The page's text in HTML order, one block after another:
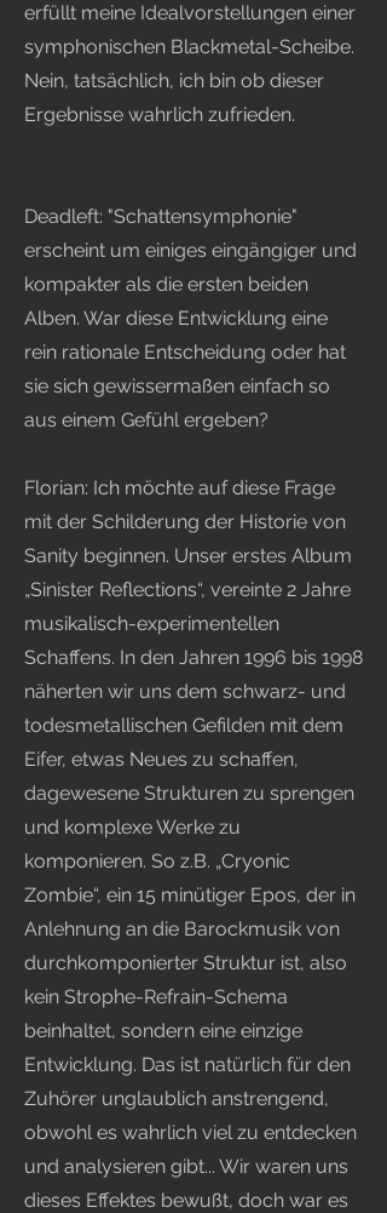
erfüllt meine Idealvorstellungen einer
symphonischen Blackmetal-Scheibe.
Nein, tatsächlich, ich bin ob dieser
Ergebnisse wahrlich zufrieden.
Deadleft: "Schattensymphonie"
erscheint um einiges eingängiger und
kompakter als die ersten beiden
Alben. War diese Entwicklung eine
rein rationale Entscheidung oder hat
sie sich gewissermaßen einfach so
aus einem Gefühl ergeben?
Florian: Ich möchte auf diese Frage
mit der Schilderung der Historie von
Sanity beginnen. Unser erstes Album
„Sinister Reflections“, vereinte 2 Jahre
musikalisch-experimentellen
Schaffens. In den Jahren 1996 bis 1998
näherten wir uns dem schwarz- und
todesmetallischen Gefilden mit dem
Eifer, etwas Neues zu schaffen,
dagewesene Strukturen zu sprengen
und komplexe Werke zu
komponieren. So z.B. „Cryonic
Zombie“, ein 15 minütiger Epos, der in
Anlehnung an die Barockmusik von
durchkomponierter Struktur ist, also
kein Strophe-Refrain-Schema
beinhaltet, sondern eine einzige
Entwicklung. Das ist natürlich für den
Zuhörer unglaublich anstrengend,
obwohl es wahrlich viel zu entdecken
und analysieren gibt... Wir waren uns
dieses Effektes bewußt, doch war es